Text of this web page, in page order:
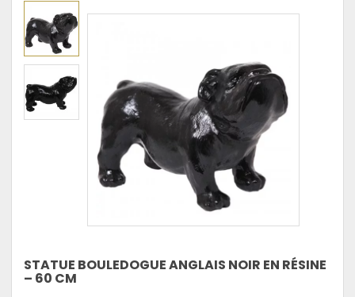
STATUE BOULEDOGUE ANGLAIS NOIR EN RÉSINE
– 60 CM